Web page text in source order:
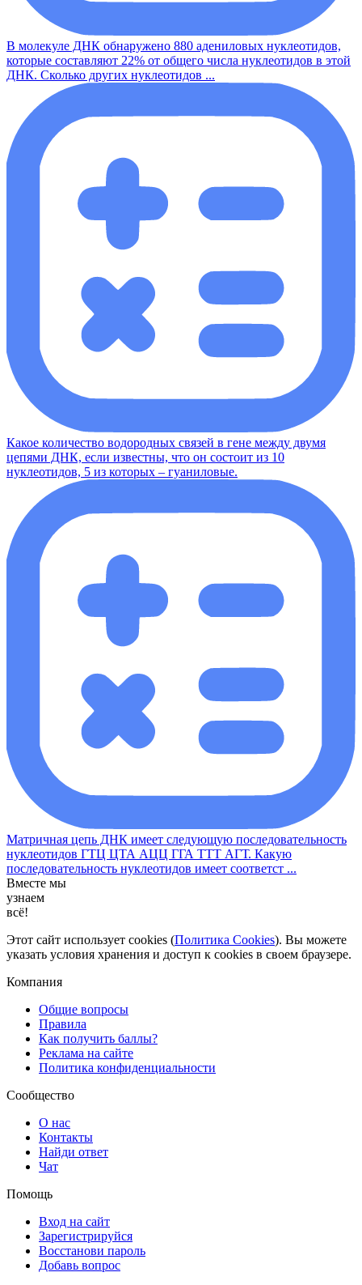
В молекуле ДНК обнаружено 880 адениловых нуклеотидов,
которые составляют 22% от общего числа нуклеотидов в этой
ДНК. Сколько других нуклеотидов ...
Какое количество водородных связей в гене между двумя
цепями ДНК, если известны, что он состоит из 10
нуклеотидов, 5 из которых – гуаниловые.
Матричная цепь ДНК имеет следующую последовательность
нуклеотидов ГТЦ ЦТА АЦЦ ГГА ТТТ АГТ. Какую
последовательность нуклеотидов имеет соответст ...
Вместе мы
узнаем
всё!
Этот сайт использует cookies (Политика Cookies). Вы можете
указать условия хранения и доступ к cookies в своем браузере.
Компания
Общие вопросы
Правила
Как получить баллы?
Реклама на сайте
Политика конфиденциальности
Сообщество
О нас
Контакты
Найди ответ
Чат
Помощь
Вход на сайт
Зарегистрируйся
Восстанови пароль
Добавь вопрос